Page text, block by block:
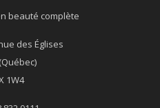
beauté complète
des Églises
1W4